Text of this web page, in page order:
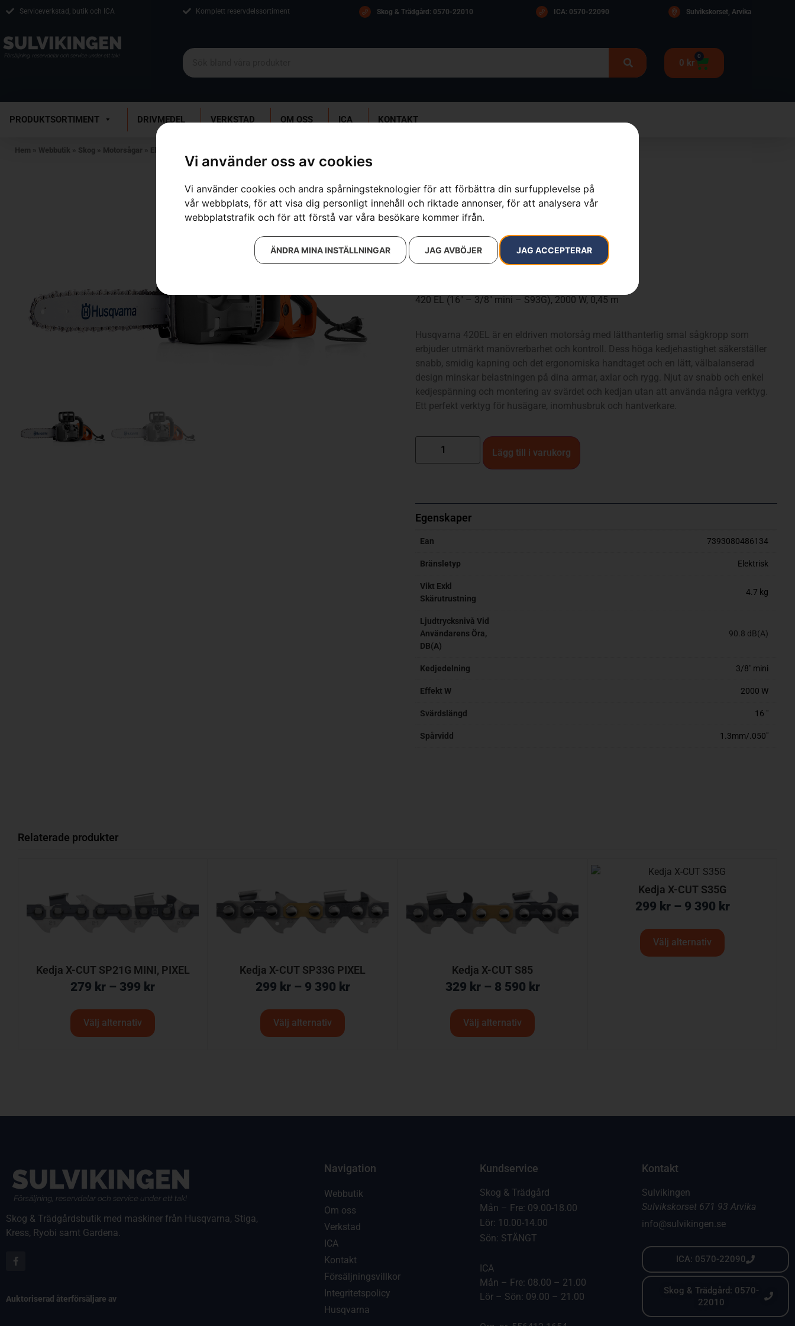
Vi använder oss av cookies
Vi använder cookies och andra spårningsteknologier för att förbättra din surfupplevelse på
vår webbplats, för att visa dig personligt innehåll och riktade annonser, för att analysera vår
webbplatstrafik och för att förstå var våra besökare kommer ifrån.
JAG ACCEPTERAR
JAG AVBÖJER
ÄNDRA MINA INSTÄLLNINGAR
Serviceverkstad, butik och ICA Komplett reservdelssortiment Skog & Trädgård: 0570-22010 ICA: 0570-22090 Sulvikskorset, Arvika
0 kr
0
PRODUKTSORTIMENT DRIVMEDEL VERKSTAD OM OSS ICA KONTAKT
Hem » Webbutik » Skog » Motorsågar » Eldrivna Motorsågar
HUSQVARNA 420EL
Artikelnummer:967205716
Eldrivna Motorsågar,Motorsågar,Skog
Varumärken:Husqvarna
3 590kr
420 EL (16″ – 3/8″ mini – S93G), 2000 W, 0,45 m
Husqvarna 420EL är en eldriven motorsåg med lätthanterlig smal sågkropp som
erbjuder utmärkt manövrerbarhet och kontroll. Dess höga kedjehastighet säkerställer
snabb, smidig kapning och det ergonomiska handtaget och en lätt, välbalanserad
design minskar belastningen på dina armar, axlar och rygg. Njut av snabb och enkel
kedjespänning och montering av svärdet och kedjan utan att använda några verktyg.
Ett perfekt verktyg för husägare, inomhusbruk och hantverkare.
Lägg till i varukorg
Egenskaper
Ean 7393080486134
Bränsletyp Elektrisk
Vikt Exkl
Skärutrustning
4.7 kg
Ljudtrycksnivå Vid
Användarens Öra,
DB(A)
90.8 dB(A)
Kedjedelning 3/8" mini
Effekt W 2000 W
Svärdslängd 16 "
Spårvidd 1.3mm/.050"
Relaterade produkter
Kedja X-CUT SP21G MINI, PIXEL
279 kr – 399 kr
Välj alternativ
Kedja X-CUT SP33G PIXEL
299 kr – 9 390 kr
Välj alternativ
Kedja X-CUT S85
329 kr – 8 590 kr
Välj alternativ
Kedja X-CUT S35G
299 kr – 9 390 kr
Välj alternativ
Skog & Trädgårdsbutik med maskiner från Husqvarna, Stiga,
Kress, Ryobi samt Gardena.
Auktoriserad återförsäljare av
Navigation
Webbutik
Om oss
Verkstad
ICA
Kontakt
Försäljningsvillkor
Integritetspolicy
Husqvarna
Kundservice
Skog & Trädgård
Mån – Fre: 09.00-18.00
Lör: 10.00-14.00
Sön: STÄNGT
ICA
Mån – Fre: 08.00 – 21.00
Lör – Sön: 09.00 – 21.00
Kontakt
Sulvikingen
Sulvikskorset 671 93 Arvika
info@sulvikingen.se
ICA: 0570-22090
Skog & Trädgård: 0570-
22010